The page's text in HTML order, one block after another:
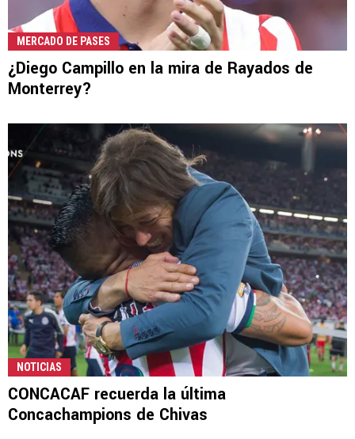
MERCADO DE PASES
¿Diego Campillo en la mira de Rayados de
Monterrey?
NOTICIAS
CONCACAF recuerda la última
Concachampions de Chivas